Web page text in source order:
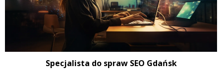
Specjalista do spraw SEO Gdańsk